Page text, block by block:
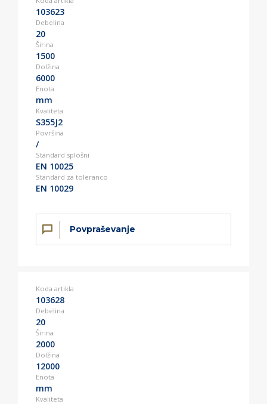
103623
Debelina
20
Širina
1500
Dolžina
6000
Enota
mm
Kvaliteta
S355J2
Površina
/
Standard splošni
EN 10025
Standard za toleranco
EN 10029
Povpraševanje
Koda artikla
103628
Debelina
20
Širina
2000
Dolžina
12000
Enota
mm
Kvaliteta